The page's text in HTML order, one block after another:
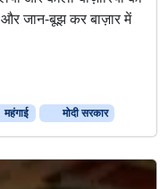
जान-बूझ कर बाज़ार में
महंगाई मोदी सरकार